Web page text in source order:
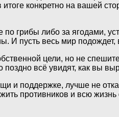
конкретно на вашей
грибы либо за ягодами,
И пусть весь мир подождет,
цели, но не
поздно всё увидят, как вы
и поддержке, лучше не
противников и всю жизнь